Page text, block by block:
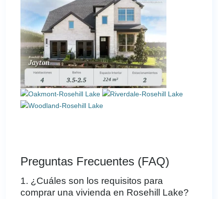
Preguntas Frecuentes (FAQ)
1. ¿Cuáles son los requisitos para
comprar una vivienda en Rosehill Lake?